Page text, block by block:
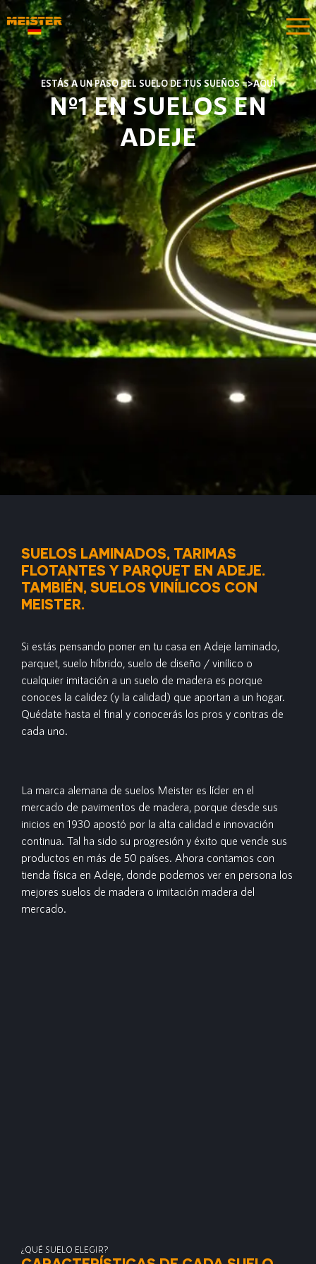
ESTÁS A UN PASO DEL SUELO DE TUS SUEÑOS =>AQUÍ​​
Nº1 EN SUELOS EN
ADEJE
SUELOS LAMINADOS, TARIMAS
FLOTANTES Y PARQUET EN ADEJE.
TAMBIÉN, SUELOS VINÍLICOS CON
MEISTER.
Si estás pensando poner en tu casa en Adeje laminado,
parquet, suelo híbrido, suelo de diseño / vinílico o
cualquier imitación a un suelo de madera es porque
conoces la calidez (y la calidad) que aportan a un hogar.
Quédate hasta el final y conocerás los pros y contras de
cada uno.
La marca alemana de suelos Meister es líder en el
mercado de pavimentos de madera, porque desde sus
inicios en 1930 apostó por la alta calidad e innovación
continua. Tal ha sido su progresión y éxito que vende sus
productos en más de 50 países. Ahora contamos con
tienda física en Adeje, donde podemos ver en persona los
mejores suelos de madera o imitación madera del
mercado.
¿QUÉ SUELO ELEGIR?